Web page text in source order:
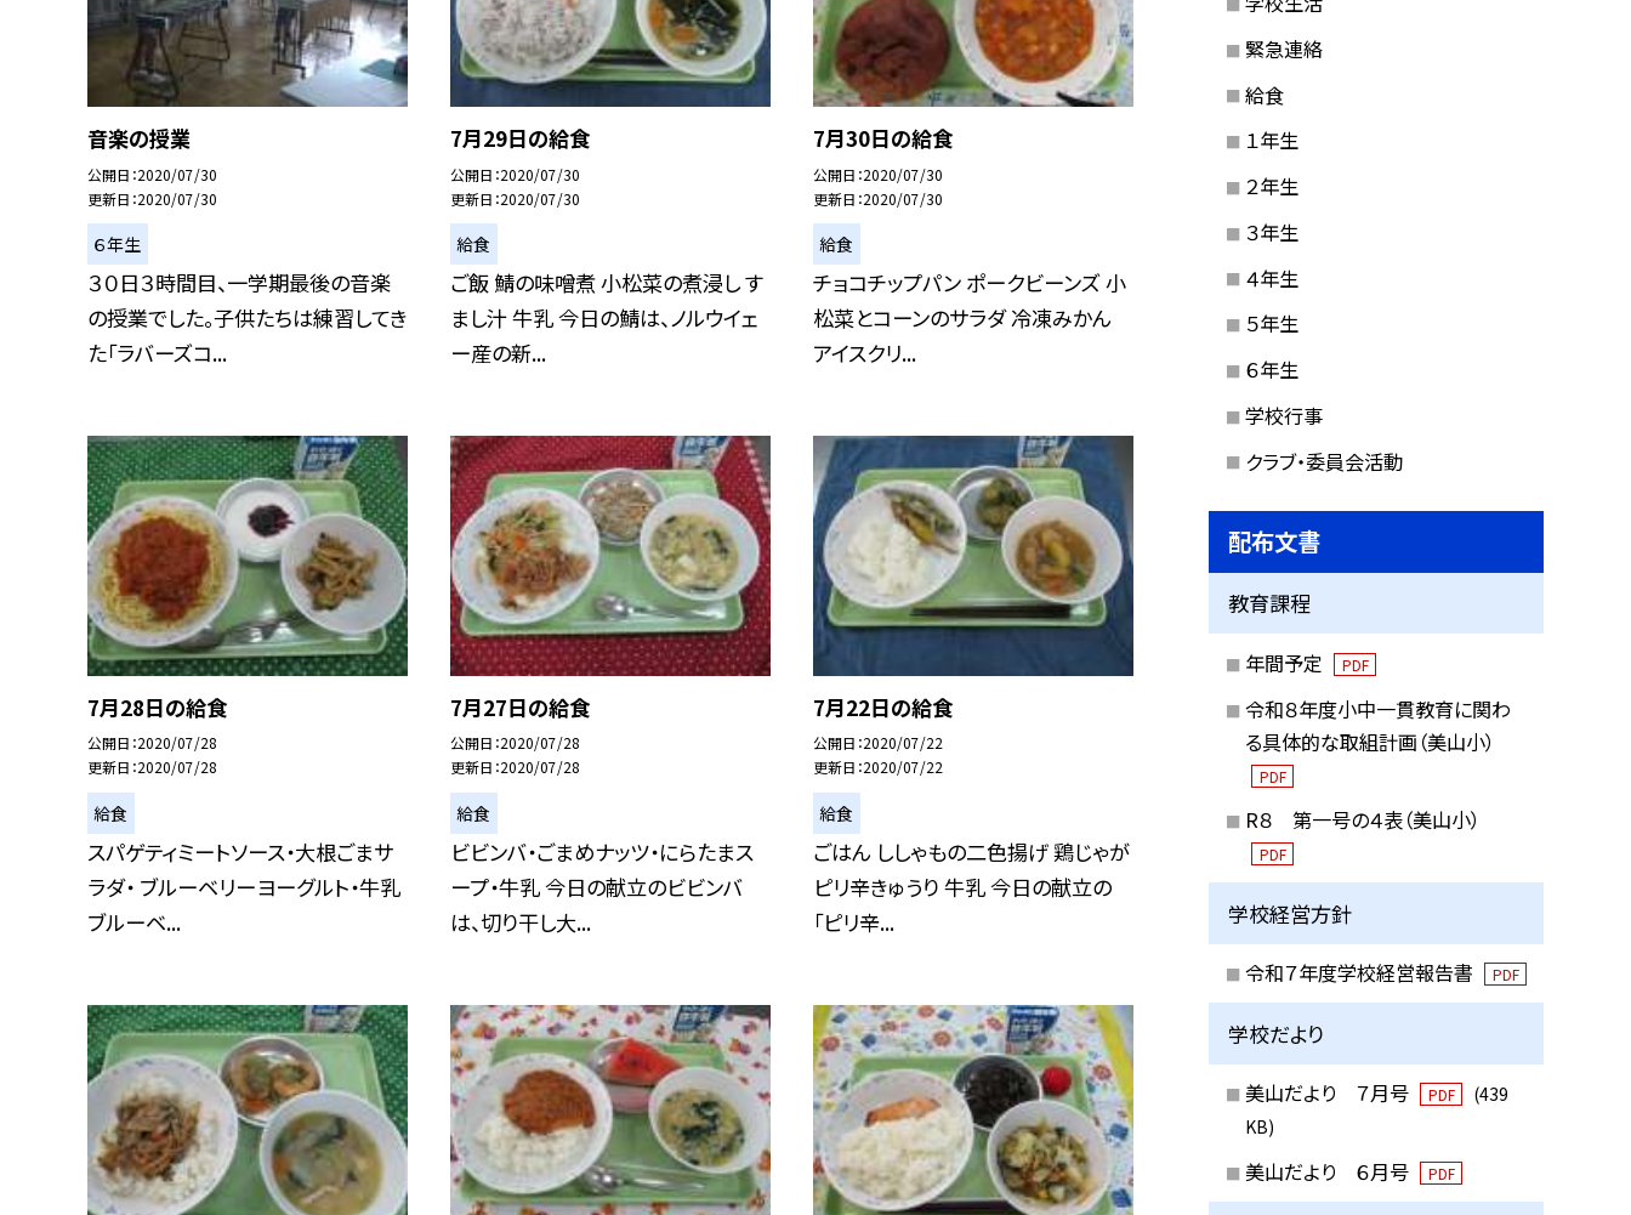
音楽の授業
公開日 2020/07/30
更新日 2020/07/30
６年生
３０日３時間目、一学期最後の音楽
の授業でした。子供たちは練習してき
た「ラバーズコ...
7月29日の給食
公開日 2020/07/30
更新日 2020/07/30
給食
ご飯 鯖の味噌煮 小松菜の煮浸し す
まし汁 牛乳 今日の鯖は、ノルウイェ
ー産の新...
7月30日の給食
公開日 2020/07/30
更新日 2020/07/30
給食
チョコチップパン ポークビーンズ 小
松菜とコーンのサラダ 冷凍みかん
アイスクリ...
7月28日の給食
公開日 2020/07/28
更新日 2020/07/28
給食
スパゲティミートソース・大根ごまサ
ラダ・ ブルーベリーヨーグルト・牛乳
ブルーベ...
7月27日の給食
公開日 2020/07/28
更新日 2020/07/28
給食
ビビンバ・ごまめナッツ・にらたまス
ープ・牛乳 今日の献立のビビンバ
は、切り干し大...
7月22日の給食
公開日 2020/07/22
更新日 2020/07/22
給食
ごはん ししゃもの二色揚げ 鶏じゃが
ピリ辛きゅうり 牛乳 今日の献立の
「ピリ辛...
緊急連絡
給食
１年生
２年生
３年生
４年生
５年生
６年生
学校行事
クラブ・委員会活動
配布文書
教育課程
年間予定 PDF
令和８年度小中一貫教育に関わ
る具体的な取組計画（美山小）
PDF
R８ 第一号の４表（美山小）
PDF
学校経営方針
令和７年度学校経営報告書 PDF
学校だより
美山だより ７月号 PDF
(439
KB)
美山だより ６月号 PDF